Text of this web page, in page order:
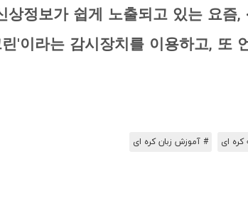
정보가 쉽게 노출되고 있는 요즘
'이라는 감시장치를 이용하고, 또
ای # آموزش زبان کره ای